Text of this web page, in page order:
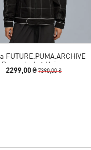
FUTURE.PUMA.ARCHIVE
Racer Jacket Unisex
2299,00 ₴7390,00 ₴